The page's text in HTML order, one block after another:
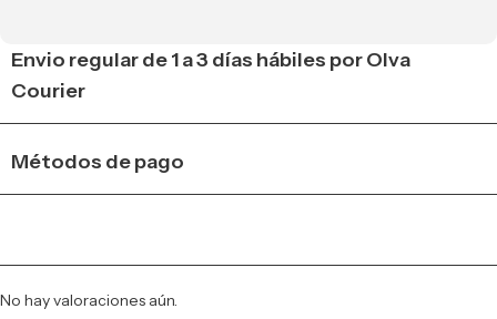
Envio regular de 1 a 3 días hábiles por Olva
Courier
Métodos de pago
No hay valoraciones aún.